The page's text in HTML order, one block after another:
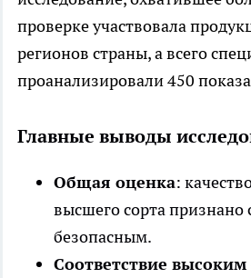
проверке участвовала
регионов страны, а всего
проанализировали 450
Главные выводы
Общая оценка:
высшего сорта
безопасным.
Соответствие